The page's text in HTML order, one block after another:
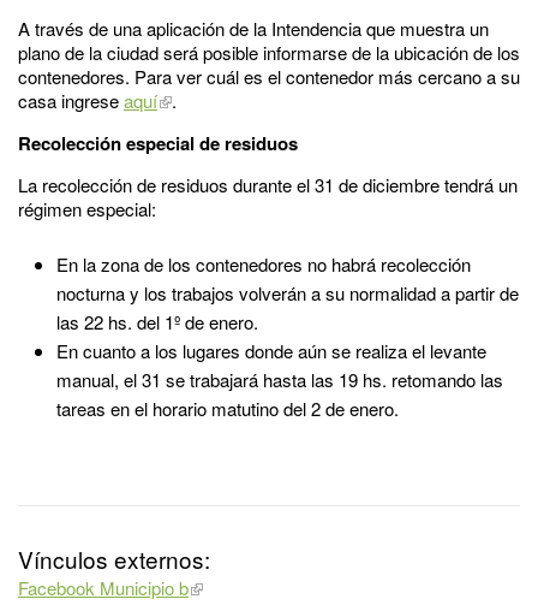
A través de una aplicación de la Intendencia que muestra un
plano de la ciudad será posible informarse de la ubicación de los
contenedores. Para ver cuál es el contenedor más cercano a su
casa ingreseaquí .
Recolección especial de residuos
La recolección de residuos durante el 31 de diciembre tendrá un
régimen especial:
En la zona de los contenedores no habrá recolección
nocturna y los trabajos volverán a su normalidad a partir de
las 22 hs. del 1º de enero.
En cuanto a los lugares donde aún se realiza el levante
manual, el 31 se trabajará hasta las 19 hs. retomando las
tareas en el horario matutino del 2 de enero.
Vínculos externos:
Facebook Municipio b